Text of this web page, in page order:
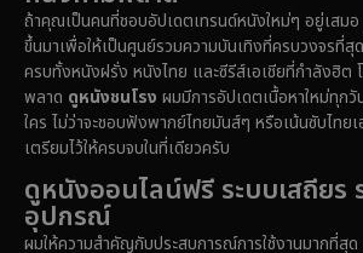
Disney+
Documentary สารคดี
Dystopian
1971
1962
ถ้าคุณเป็นคนที่ชอบอัปเดตเทรนด์หนังใหม่ๆ อยู่เสมอ
ขึ้นมาเพื่อให้เป็นศูนย์รวมความบันเทิงที่ครบวงจรที่สุ
ครบทั้งหนังฝรั่ง หนังไทย และซีรีส์เอเชียที่กำลังฮิต
พลาด ดูหนังชนโรง ผมมีการอัปเดตเนื้อหาใหม่ทุก
ใคร ไม่ว่าจะชอบฟังพากย์ไทยมันส์ๆ หรือเน้นซับไท
เตรียมไว้ให้ครบจบในที่เดียวครับ
ดูหนังออนไลน์ฟรี ระบบเสถียร
อุปกรณ์
ผมให้ความสำคัญกับประสบการณ์การใช้งานมากที่สุด